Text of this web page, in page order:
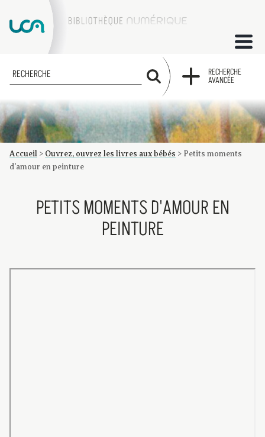
ACCUEIL
COLLECTIONS
FACTUMS
Les factums à la BU
Présentation du corpus de factums de la collection Marie
Bibliographie
Glossaire
Index de recherche
RECHERCHE
RECHERCHE
AVANCÉE
Accueil > Ouvrez, ouvrez les livres aux bébés > Petits moments
d'amour en peinture
PETITS MOMENTS D'AMOUR EN
PEINTURE